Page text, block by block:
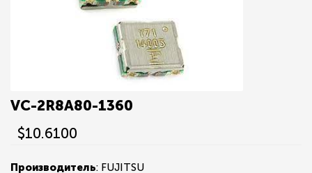
VC-2R8A80-1360
$10.6100
Производитель: FUJITSU